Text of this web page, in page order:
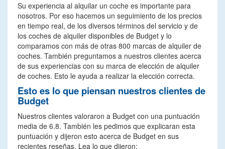
Su experiencia al alquilar un coche es importante para
nosotros. Por eso hacemos un seguimiento de los precios
en tiempo real, de los diversos términos del servicio y de
los coches de alquiler disponibles de Budget y lo
comparamos con más de otras 800 marcas de alquiler de
coches. También preguntamos a nuestros clientes acerca
de sus experiencias con su marca de elección de alquiler
de coches. Esto le ayuda a realizar la elección correcta.
Esto es lo que piensan nuestros clientes de
Budget
Nuestros clientes valoraron a Budget con una puntuación
media de 6.8. También les pedimos que explicaran esta
puntuación y dijeron esto acerca de Budget en sus
recientes reseñas. Lea lo que dijeron: